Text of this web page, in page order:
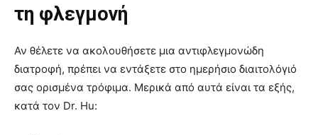
τη φλεγμονή
Αν θέλετε να ακολουθήσετε μια αντιφλεγμονώδη
διατροφή, πρέπει να εντάξετε στο ημερήσιο διαιτολόγιό
σας ορισμένα τρόφιμα. Μερικά από αυτά είναι τα εξής,
κατά τον Dr. Hu: